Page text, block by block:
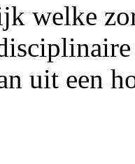
welke
uit een